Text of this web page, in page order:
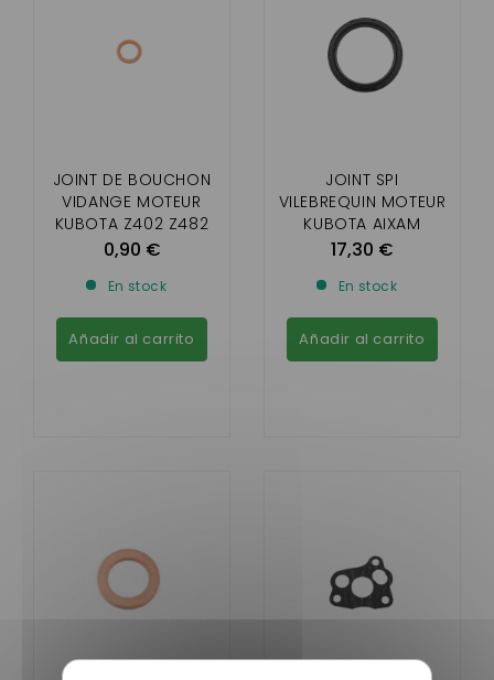
JOINT DE BOUCHON
VIDANGE MOTEUR
KUBOTA Z402 Z482
0,90 €
En stock
Añadir al carrito
JOINT SPI
VILEBREQUIN MOTEUR
KUBOTA AIXAM
(MOTEUR BICYLINDRE
17,30 €
En stock
Añadir al carrito